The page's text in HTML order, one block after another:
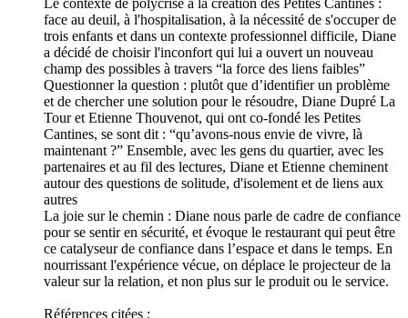
Le contexte de polycrise à la création des Petites Cantines :
face au deuil, à l'hospitalisation, à la nécessité de s'occuper de
trois enfants et dans un contexte professionnel difficile, Diane
a décidé de choisir l'inconfort qui lui a ouvert un nouveau
champ des possibles à travers “la force des liens faibles”
Questionner la question : plutôt que d’identifier un problème
et de chercher une solution pour le résoudre, Diane Dupré La
Tour et Etienne Thouvenot, qui ont co-fondé les Petites
Cantines, se sont dit : “qu’avons-nous envie de vivre, là
maintenant ?” Ensemble, avec les gens du quartier, avec les
partenaires et au fil des lectures, Diane et Etienne cheminent
autour des questions de solitude, d'isolement et de liens aux
autres
La joie sur le chemin : Diane nous parle de cadre de confiance
pour se sentir en sécurité, et évoque le restaurant qui peut être
ce catalyseur de confiance dans l’espace et dans le temps. En
nourrissant l'expérience vécue, on déplace le projecteur de la
valeur sur la relation, et non plus sur le produit ou le service.
Références citées :